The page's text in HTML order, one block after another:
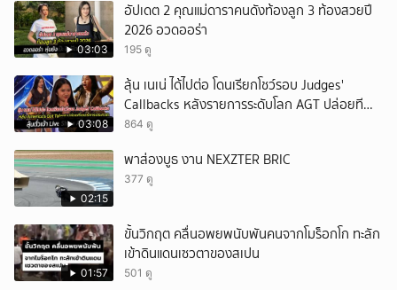
03:03
อัปเดต 2 คุณแม่ดาราคนดังท้องลูก 3 ท้องสวยปี
2026 อวดออร่า
195 ดู
03:08
ลุ้น เนเน่ ได้ไปต่อ โดนเรียกโชว์รอบ Judges'
Callbacks หลังรายการระดับโลก AGT ปล่อยที
เซอร์การประกวด
864 ดู
02:15
พาส่องบูธ งาน NEXZTER BRIC
377 ดู
01:57
ขั้นวิกฤต คลื่นอพยพนับพันคนจากโมร็อกโก ทะลัก
เข้าดินแดนเซวตาของสเปน
501 ดู